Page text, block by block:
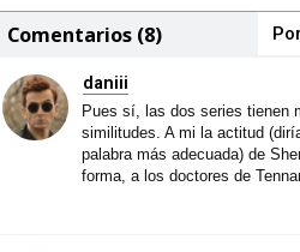
Comentarios (8)
daniii
Pues sí, las dos series tienen
similitudes. A mi la actitud
palabra más adecuada) de
forma, a los doctores de